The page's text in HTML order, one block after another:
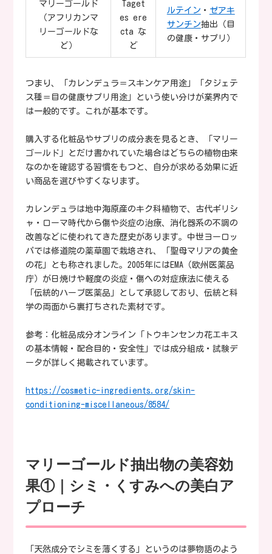
マリーゴールド
（アフリカンマ
リーゴールドな
ど）
Taget
es ere
cta な
ど
ルテイン ・ ゼアキ
サンチン抽出（目
の健康・サプリ）
つまり、「カレンデュラ＝スキンケア用途」「タジェテ
ス種＝目の健康サプリ用途」という使い分けが業界内で
は一般的です。これが基本です。
購入する化粧品やサプリの成分表を見るとき、「マリー
ゴールド」とだけ書かれていた場合はどちらの植物由来
なのかを確認する習慣をもつと、自分が求める効果に近
い商品を選びやすくなります。
カレンデュラは地中海原産のキク科植物で、古代ギリシ
ャ・ローマ時代から傷や炎症の治療、消化器系の不調の
改善などに使われてきた歴史があります。中世ヨーロッ
パでは修道院の薬草園で栽培され、「聖母マリアの黄金
の花」とも称されました。2005年にはEMA（欧州医薬品
庁）が日焼けや軽度の炎症・傷への対症療法に使える
「伝統的ハーブ医薬品」として承認しており、伝統と科
学の両面から裏打ちされた素材です。
参考：化粧品成分オンライン「トウキンセンカ花エキス
の基本情報・配合目的・安全性」では成分組成・試験デ
ータが詳しく掲載されています。
https://cosmetic-ingredients.org/skin-
conditioning-miscellaneous/8584/
マリーゴールド抽出物の美容効
果①｜シミ・くすみへの美白ア
プローチ
「天然成分でシミを薄くする」というのは夢物語のよう